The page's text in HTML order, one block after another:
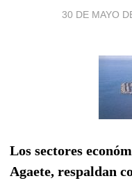
30 DE MAYO
Los sectores
Agaete, respaldan